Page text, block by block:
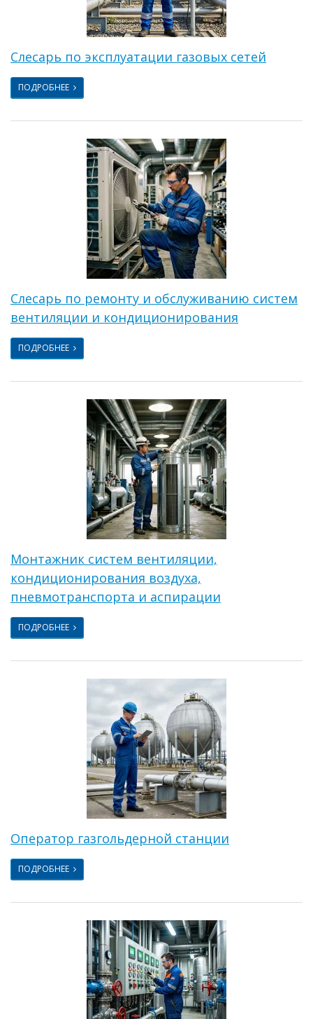
Слесарь по эксплуатации газовых сетей
ПОДРОБНЕЕ
Слесарь по ремонту и обслуживанию систем
вентиляции и кондиционирования
ПОДРОБНЕЕ
Монтажник систем вентиляции,
кондиционирования воздуха,
пневмотранспорта и аспирации
ПОДРОБНЕЕ
Оператор газгольдерной станции
ПОДРОБНЕЕ